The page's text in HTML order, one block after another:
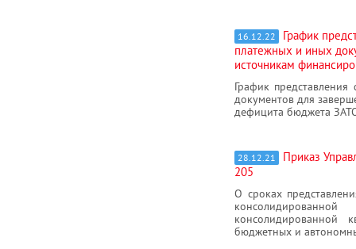
16.12.22
График
платежных и иных
источникам
График
документов для
дефицита бюджета
28.12.21
Приказ
205
О сроках
консолидированной
бюджетных и